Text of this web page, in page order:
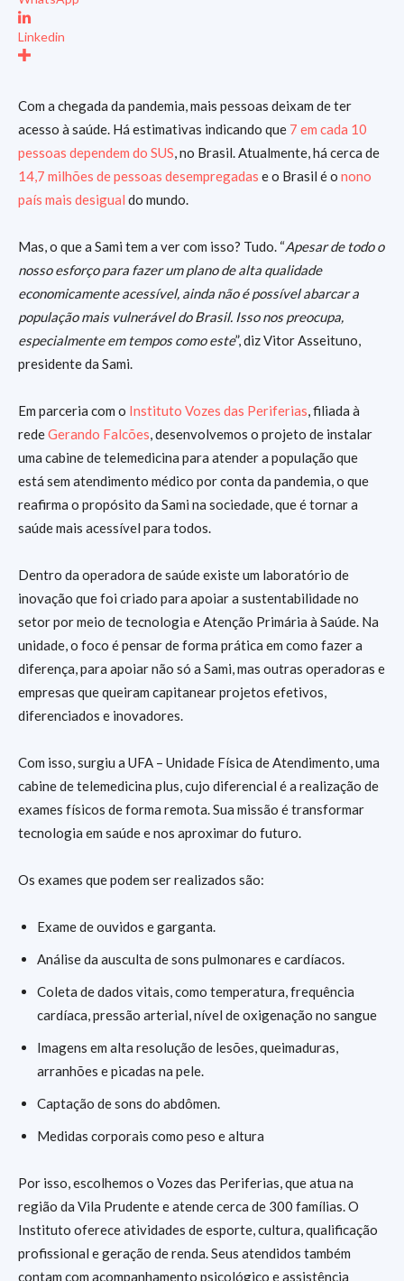
Linkedin
Com a chegada da pandemia, mais pessoas deixam de ter
acesso à saúde. Há estimativas indicando que 7 em cada 10
pessoas dependem do SUS, no Brasil. Atualmente, há cerca de
14,7 milhões de pessoas desempregadas e o Brasil é o nono
país mais desigual do mundo.
Mas, o que a Sami tem a ver com isso? Tudo. “Apesar de todo o
nosso esforço para fazer um plano de alta qualidade
economicamente acessível, ainda não é possível abarcar a
população mais vulnerável do Brasil. Isso nos preocupa,
especialmente em tempos como este”, diz Vitor Asseituno,
presidente da Sami.
Em parceria com o Instituto Vozes das Periferias, filiada à
redeGerando Falcões, desenvolvemos o projeto de instalar
uma cabine de telemedicina para atender a população que
está sem atendimento médico por conta da pandemia, o que
reafirma o propósito da Sami na sociedade, que é tornar a
saúde mais acessível para todos.
Dentro da operadora de saúde existe um laboratório de
inovação que foi criado para apoiar a sustentabilidade no
setor por meio de tecnologia e Atenção Primária à Saúde. Na
unidade, o foco é pensar de forma prática em como fazer a
diferença, para apoiar não só a Sami, mas outras operadoras e
empresas que queiram capitanear projetos efetivos,
diferenciados e inovadores.
Com isso, surgiu a UFA – Unidade Física de Atendimento, uma
cabine de telemedicina plus, cujo diferencial é a realização de
exames físicos de forma remota. Sua missão é transformar
tecnologia em saúde e nos aproximar do futuro.
Os exames que podem ser realizados são:
Exame de ouvidos e garganta.
Análise da ausculta de sons pulmonares e cardíacos.
Coleta de dados vitais, como temperatura, frequência
cardíaca, pressão arterial, nível de oxigenação no sangue
Imagens em alta resolução de lesões, queimaduras,
arranhões e picadas na pele.
Captação de sons do abdômen.
Medidas corporais como peso e altura
Por isso, escolhemos o Vozes das Periferias, que atua na
região da Vila Prudente e atende cerca de 300 famílias. O
Instituto oferece atividades de esporte, cultura, qualificação
profissional e geração de renda. Seus atendidos também
contam com acompanhamento psicológico e assistência